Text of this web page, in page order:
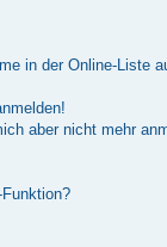
in der Online-Liste
aber nicht mehr